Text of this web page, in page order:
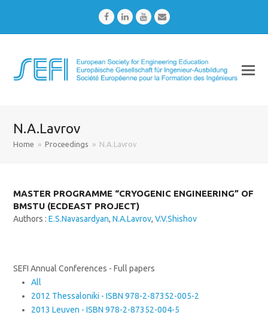
FacebookLinkedInYoutubeEmail
N.A.Lavrov
Home » Proceedings » N.A.Lavrov
MASTER PROGRAMME “CRYOGENIC ENGINEERING” OF
BMSTU (ECDEAST PROJECT)
Authors :E.S.Navasardyan,N.A.Lavrov,V.V.Shishov
SEFI Annual Conferences - Full papers
All
2012 Thessaloniki - ISBN 978-2-87352-005-2
2013 Leuven - ISBN 978-2-87352-004-5